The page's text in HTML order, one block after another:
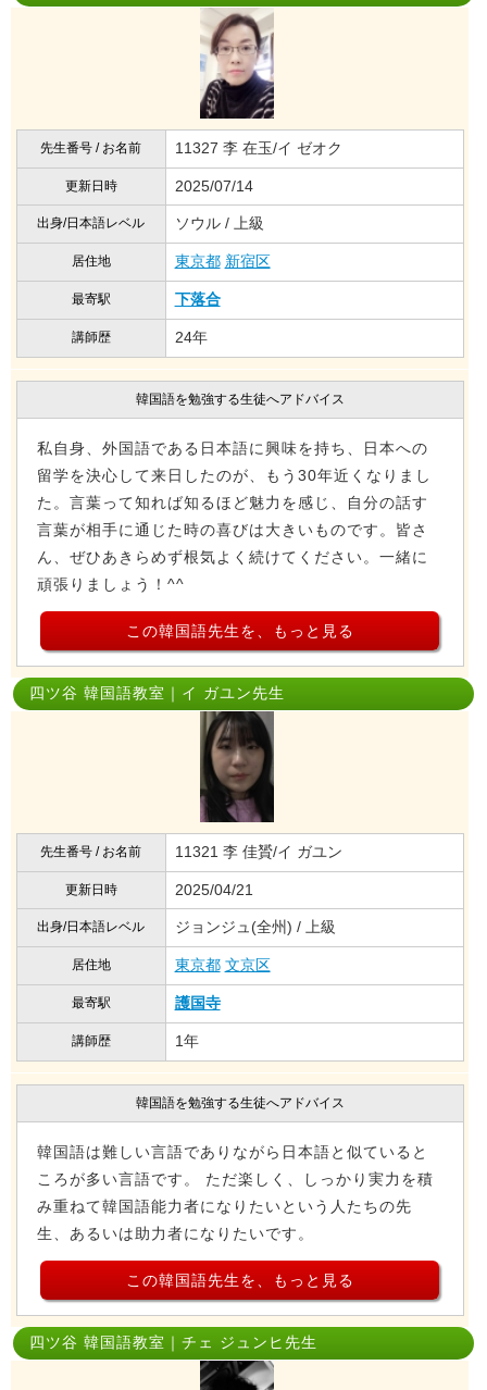
先生番号 / お名前 11327 李 在玉/イ ゼオク
更新日時 2025/07/14
出身/日本語レベル ソウル / 上級
居住地 東京都 新宿区
最寄駅 下落合
講師歴 24年
韓国語を勉強する生徒へアドバイス
私自身、外国語である日本語に興味を持ち、日本への
留学を決心して来日したのが、もう30年近くなりまし
た。言葉って知れば知るほど魅力を感じ、自分の話す
言葉が相手に通じた時の喜びは大きいものです。皆さ
ん、ぜひあきらめず根気よく続けてください。一緒に
頑張りましょう！^^
この韓国語先生を、もっと見る
四ツ谷 韓国語教室｜イ ガユン先生
先生番号 / お名前 11321 李 佳贇/イ ガユン
更新日時 2025/04/21
出身/日本語レベル ジョンジュ(全州) / 上級
居住地 東京都 文京区
最寄駅 護国寺
講師歴 1年
韓国語を勉強する生徒へアドバイス
韓国語は難しい言語でありながら日本語と似ていると
ころが多い言語です。 ただ楽しく、しっかり実力を積
み重ねて韓国語能力者になりたいという人たちの先
生、あるいは助力者になりたいです。
この韓国語先生を、もっと見る
四ツ谷 韓国語教室｜チェ ジュンヒ先生